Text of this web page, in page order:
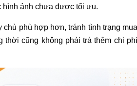
hình ảnh chưa được tối ưu.
phù hợp hơn, tránh tình trạng mua
thời cũng không phải trả thêm chi phí